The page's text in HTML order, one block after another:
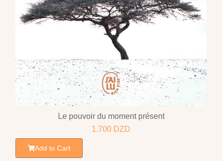
Le pouvoir du moment présent
1.700 DZD
Add to Cart